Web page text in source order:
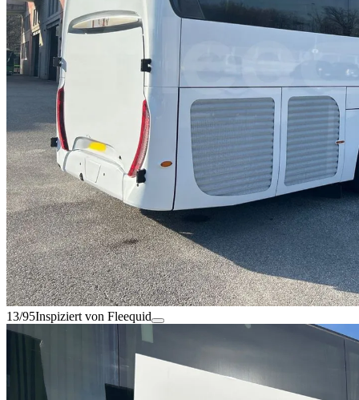
13/95Inspiziert von Fleequid